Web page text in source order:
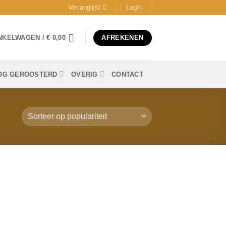
Verlanglijst Login
/€ 0,00 AFREKENEN
GEROOSTERD OVERIG CONTACT